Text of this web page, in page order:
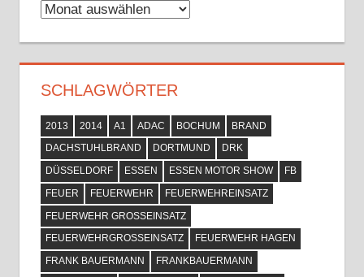
Archiv
SCHLAGWÖRTER
2013 2014 A1 ADAC BOCHUM
BRAND
DACHSTUHLBRAND
DORTMUND
DRK
DÜSSELDORF
ESSEN ESSEN MOTOR SHOW
FB
FEUER
FEUERWEHR
FEUERWEHREINSATZ
FEUERWEHR GROSSEINSATZ
FEUERWEHRGROSSEINSATZ
FEUERWEHR HAGEN
FRANK BAUERMANN
FRANKBAUERMANN